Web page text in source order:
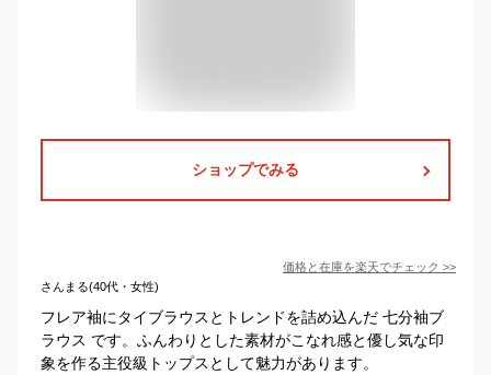
ショップでみる
価格と在庫を楽天でチェック >>
さんまる(40代・女性)
フレア袖にタイブラウスとトレンドを詰め込んだ 七分袖ブ
ラウス です。ふんわりとした素材がこなれ感と優し気な印
象を作る主役級トップスとして魅力があります。